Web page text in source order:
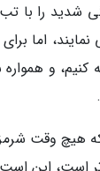
را با
اما
و
هیچ وقت